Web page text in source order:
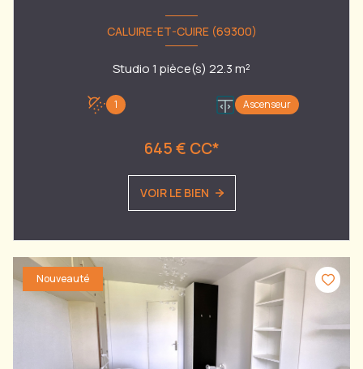
CALUIRE-ET-CUIRE (69300)
Studio 1 pièce(s) 22.3 m²
1 Ascenseur
645 € CC*
VOIR LE BIEN
Nouveauté